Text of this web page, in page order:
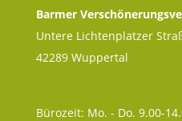
Barmer
Untere Lichtenplatzer
42289 Wuppertal
Bürozeit: Mo. - Do. 9.00-